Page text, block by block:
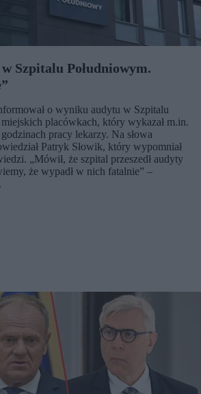
Szpitalu Południowym.
o wyniku audytu w Szpitalu
placówkach, który wykazał m.in.
pracy lekarzy. Na słowa
Patryk Słowik, który wypomniał
„Mówił, że szpital przeszedł audyty
że wypadł w nich fatalnie” –